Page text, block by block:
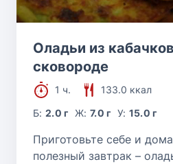
Оладьи из
сковороде
1 ч.
133.0 ккал
Б:2.0 г Ж: 7.0 г У: 15.0 г
Приготовьте себе и
полезный завтрак –